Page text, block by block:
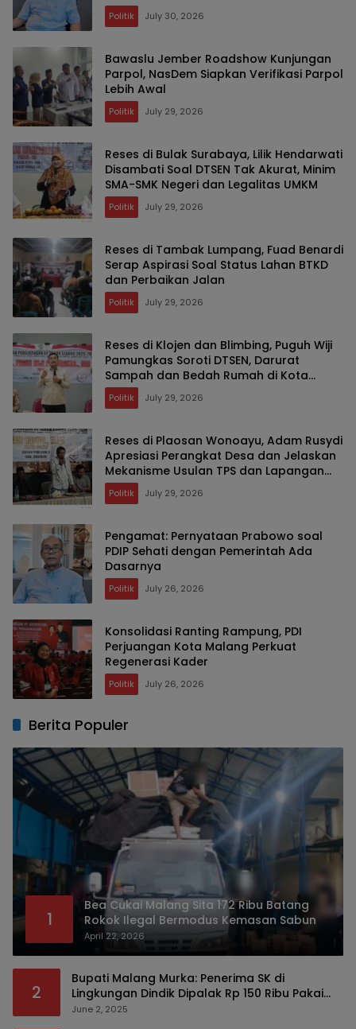
Politik July 30, 2026
Bawaslu Jember Roadshow Kunjungan
Parpol, NasDem Siapkan Verifikasi Parpol
Lebih Awal
Politik July 29, 2026
Reses di Bulak Surabaya, Lilik Hendarwati
Disambati Soal DTSEN Tak Akurat, Minim
SMA-SMK Negeri dan Legalitas UMKM
Politik July 29, 2026
Reses di Tambak Lumpang, Fuad Benardi
Serap Aspirasi Soal Status Lahan BTKD
dan Perbaikan Jalan
Politik July 29, 2026
Reses di Klojen dan Blimbing, Puguh Wiji
Pamungkas Soroti DTSEN, Darurat
Sampah dan Bedah Rumah di Kota
Malang
Politik July 29, 2026
Reses di Plaosan Wonoayu, Adam Rusydi
Apresiasi Perangkat Desa dan Jelaskan
Mekanisme Usulan TPS dan Lapangan
Olahraga
Politik July 29, 2026
Pengamat: Pernyataan Prabowo soal
PDIP Sehati dengan Pemerintah Ada
Dasarnya
Politik July 26, 2026
Konsolidasi Ranting Rampung, PDI
Perjuangan Kota Malang Perkuat
Regenerasi Kader
Politik July 26, 2026
Berita Populer
1
Bea Cukai Malang Sita 172 Ribu Batang
Rokok Ilegal Bermodus Kemasan Sabun
April 22, 2026
2
Bupati Malang Murka: Penerima SK di
Lingkungan Dindik Dipalak Rp 150 Ribu Pakai
Modus Tumpengan, KPK Turut Pantau
June 2, 2025